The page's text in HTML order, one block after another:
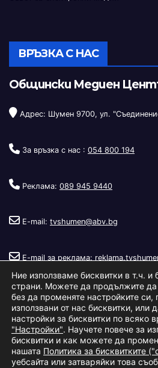
ВРЪЗКА С НАС
Общински Медиен
Адрес: Шумен 9700, ул.
За връзка с нас : 054 800 194
Реклама: 089 945 9440
E-mail: tvshumen@abv.bg
E-mail за реклама:
Copyright © 2026Телевизия Шумен.
Ltd.
Ние използваме бисквитки в т.ч. и
страни. Можете да продължите да
без да променяте настройките си,
използвани от нас бисквитки, или
настройки за бисквитки по всяко
"Настройки". Научете повече за
бисквитки и как можете да
нашата Политика за бисквитките
уебсайта или затваряйки това